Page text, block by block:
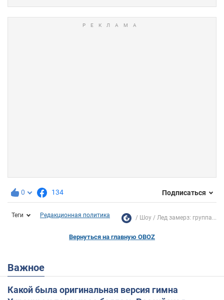
0 134 Подписаться
Теги Редакционная политика Шоу Лед замерз: группа...
Вернуться на главную OBOZ
Важное
Какой была оригинальная версия гимна